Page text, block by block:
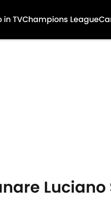
in TVChampions League